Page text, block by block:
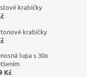
krabičky
krabičky
lupa s 30x
Kč